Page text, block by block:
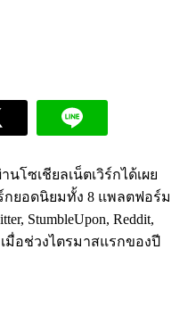
นโซเชียลเน็ตเวิร์กได้เผย
กยอดนิยมทั้ง 8 แพลตฟอร์ม
StumbleUpon, Reddit,
เมื่อช่วงไตรมาสแรกของปี